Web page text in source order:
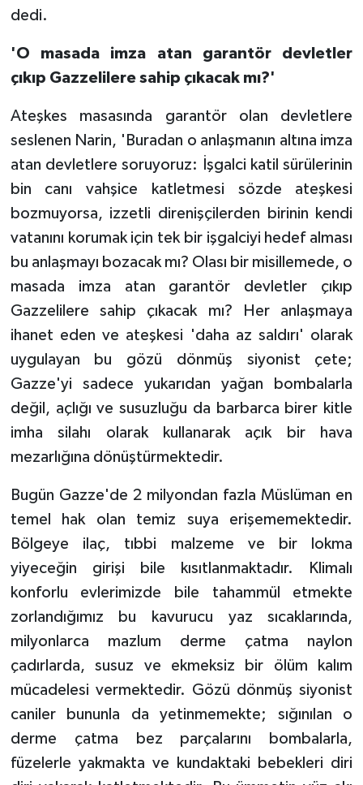
dedi.
'O masada imza atan garantör devletler
çıkıp Gazzelilere sahip çıkacak mı?'
Ateşkes masasında garantör olan devletlere
seslenen Narin, 'Buradan o anlaşmanın altına imza
atan devletlere soruyoruz: İşgalci katil sürülerinin
bin canı vahşice katletmesi sözde ateşkesi
bozmuyorsa, izzetli direnişçilerden birinin kendi
vatanını korumak için tek bir işgalciyi hedef alması
bu anlaşmayı bozacak mı? Olası bir misillemede, o
masada imza atan garantör devletler çıkıp
Gazzelilere sahip çıkacak mı? Her anlaşmaya
ihanet eden ve ateşkesi 'daha az saldırı' olarak
uygulayan bu gözü dönmüş siyonist çete;
Gazze'yi sadece yukarıdan yağan bombalarla
değil, açlığı ve susuzluğu da barbarca birer kitle
imha silahı olarak kullanarak açık bir hava
mezarlığına dönüştürmektedir.
Bugün Gazze'de 2 milyondan fazla Müslüman en
temel hak olan temiz suya erişememektedir.
Bölgeye ilaç, tıbbi malzeme ve bir lokma
yiyeceğin girişi bile kısıtlanmaktadır. Klimalı
konforlu evlerimizde bile tahammül etmekte
zorlandığımız bu kavurucu yaz sıcaklarında,
milyonlarca mazlum derme çatma naylon
çadırlarda, susuz ve ekmeksiz bir ölüm kalım
mücadelesi vermektedir. Gözü dönmüş siyonist
caniler bununla da yetinmemekte; sığınılan o
derme çatma bez parçalarını bombalarla,
füzelerle yakmakta ve kundaktaki bebekleri diri